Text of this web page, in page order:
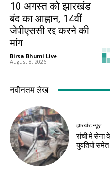
10 अगस्त को झारखंड
बंद का आह्वान, 14वीं
जेपीएससी रद्द करने की
मांग
Birsa Bhumi Live -
August 8, 2026
झारखंड न्यूज़
JSSC-JPSC गड़बड़ी
के खिलाफ छात्रों का